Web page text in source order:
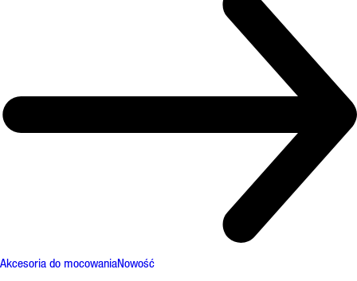
Akcesoria do mocowaniaNowość